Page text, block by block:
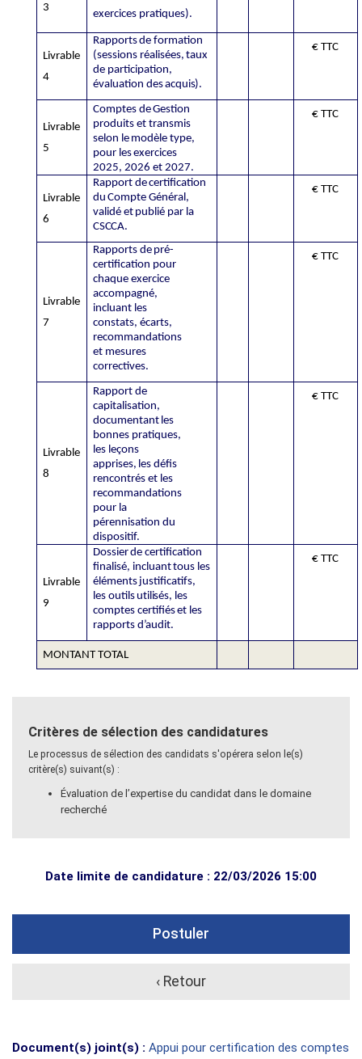
3
exercices pratiques).
Livrable
4
Rapportsde formation
(sessions réalisées, taux
de participation,
évaluation desacquis).
€ TTC
Livrable
5
Comptes deGestion
produits et transmis
selon le modèle type,
pour lesexercices
2025, 2026 et 2027.
€ TTC
Livrable
6
Rapport decertification
du Compte Général,
validé et publié par la
CSCCA.
€ TTC
Livrable
7
Rapports de pré-
certification pour
chaque exercice
accompagné,
incluant les
constats, écarts,
recommandations
et mesures
correctives.
€ TTC
Livrable
8
Rapport de
capitalisation,
documentant les
bonnes pratiques,
les leçons
apprises, les défis
rencontrés et les
recommandations
pour la
pérennisation du
dispositif.
€ TTC
Livrable
9
Dossierde certification
finalisé, incluanttous les
éléments justificatifs,
les outils utilisés, les
comptes certifiéset les
rapports d’audit.
€ TTC
MONTANT TOTAL
Critères de sélection des candidatures
Le processus de sélection des candidats s'opérera selon le(s)
critère(s) suivant(s) :
Évaluation de l’expertise du candidat dans le domaine
recherché
Date limite de candidature : 22/03/2026 15:00
Postuler
‹ Retour
Document(s) joint(s) : Appui pour certification des comptes